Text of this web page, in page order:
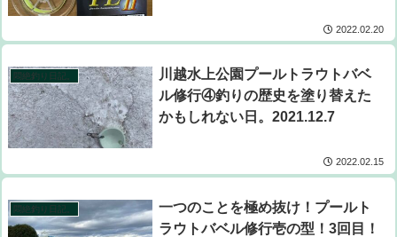
2022.02.20
悶絶釣り日記。
川越水上公園プールトラウトバベ
ル修行④釣りの歴史を塗り替えた
かもしれない日。2021.12.7
2022.02.15
悶絶釣り日記。
一つのことを極め抜け！プールト
ラウトバベル修行壱の型！3回目！